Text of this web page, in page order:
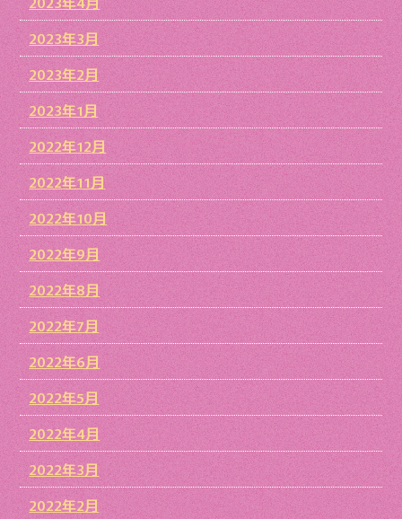
2023年3月
2023年2月
2023年1月
2022年12月
2022年11月
2022年10月
2022年9月
2022年8月
2022年7月
2022年6月
2022年5月
2022年4月
2022年3月
2022年2月